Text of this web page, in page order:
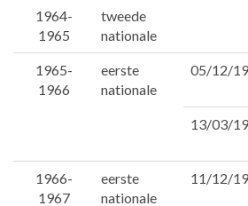
1964-
1965
tweede
nationale
1965-
1966
eerste
nationale
05/12/
13/03/
1966-
1967
eerste
nationale
11/12/